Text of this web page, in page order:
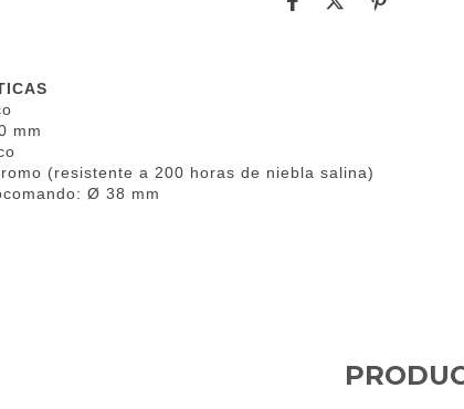
mm
(resistente a 200 horas de niebla salina)
Ø 38 mm